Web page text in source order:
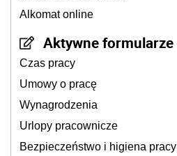
Alkomat online
Aktywne formularze
Czas pracy
Umowy o pracę
Wynagrodzenia
Urlopy pracownicze
Bezpieczeństwo i higiena pracy